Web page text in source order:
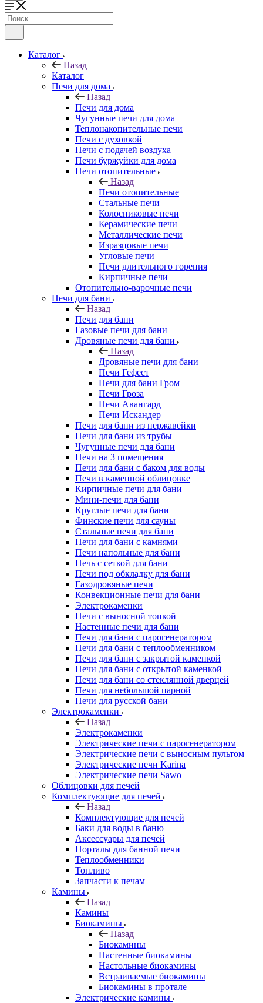
Каталог
Назад
Каталог
Печи для дома
Назад
Печи для дома
Чугунные печи для дома
Теплонакопительные печи
Печи с духовкой
Печи с подачей воздуха
Печи буржуйки для дома
Печи отопительные
Назад
Печи отопительные
Стальные печи
Колосниковые печи
Керамические печи
Металлические печи
Изразцовые печи
Угловые печи
Печи длительного горения
Кирпичные печи
Отопительно-варочные печи
Печи для бани
Назад
Печи для бани
Газовые печи для бани
Дровяные печи для бани
Назад
Дровяные печи для бани
Печи Гефест
Печи для бани Гром
Печи Гроза
Печи Авангард
Печи Искандер
Печи для бани из нержавейки
Печи для бани из трубы
Чугунные печи для бани
Печи на 3 помещения
Печи для бани с баком для воды
Печи в каменной облицовке
Кирпичные печи для бани
Мини-печи для бани
Круглые печи для бани
Финские печи для сауны
Стальные печи для бани
Печи для бани с камнями
Печи напольные для бани
Печь с сеткой для бани
Печи под обкладку для бани
Газодровяные печи
Конвекционные печи для бани
Электрокаменки
Печи с выносной топкой
Настенные печи для бани
Печи для бани с парогенератором
Печи для бани с теплообменником
Печи для бани с закрытой каменкой
Печи для бани с открытой каменкой
Печи для бани со стеклянной дверцей
Печи для небольшой парной
Печи для русской бани
Электрокаменки
Назад
Электрокаменки
Электрические печи с парогенератором
Электрические печи с выносным пультом
Электрические печи Karina
Электрические печи Sawo
Облицовки для печей
Комплектующие для печей
Назад
Комплектующие для печей
Баки для воды в баню
Аксессуары для печей
Порталы для банной печи
Теплообменники
Топливо
Запчасти к печам
Камины
Назад
Камины
Биокамины
Назад
Биокамины
Настенные биокамины
Настольные биокамины
Встраиваемые биокамины
Биокамины в протале
Электрические камины